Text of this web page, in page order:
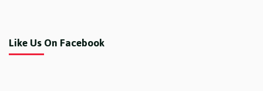
Like Us On Facebook